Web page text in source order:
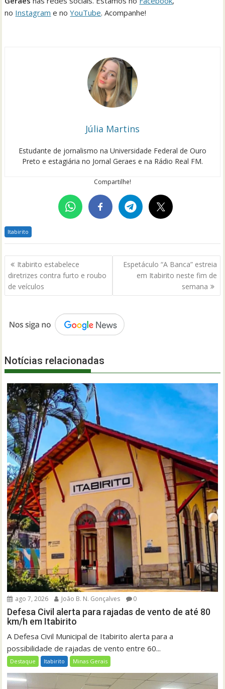
no Instagram e noYouTube. Acompanhe!
Júlia Martins
Estudante de jornalismo na Universidade Federal de Ouro
Preto e estagiária no Jornal Geraes e na Rádio Real FM.
Compartilhe!
Itabirito
Navegação
de
Post
Itabirito estabelece
diretrizes contra furto e roubo
de veículos
Espetáculo “A Banca” estreia
em Itabirito neste fim de
semana
Notícias relacionadas
ago 7, 2026 João B. N. Gonçalves 0
Defesa Civil alerta para rajadas de vento de até 80
km/h em Itabirito
A Defesa Civil Municipal de Itabirito alerta para a
possibilidade de rajadas de vento entre 60...
Destaque Itabirito Minas Gerais